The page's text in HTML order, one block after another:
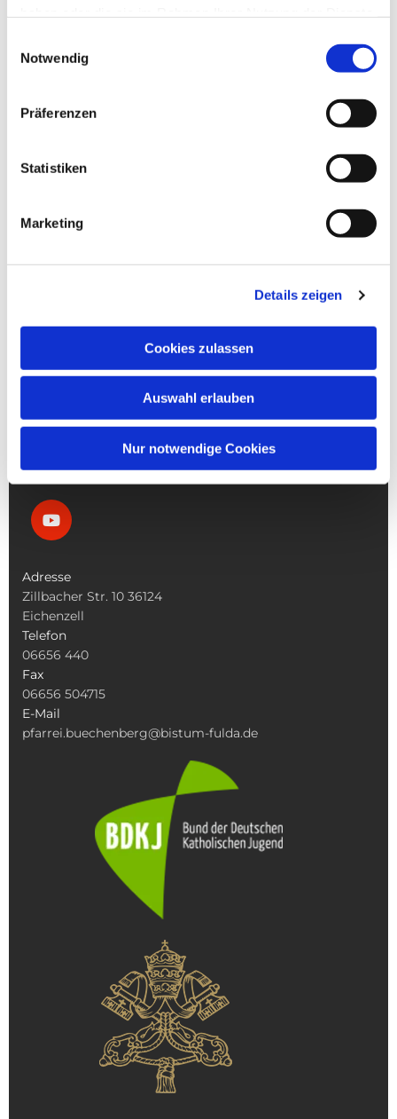
Notwendig
Präferenzen
Statistiken
Marketing
Details zeigen
Cookies zulassen
Auswahl erlauben
Nur notwendige Cookies
Die Pfarrgemeinde
Die Bücherei
Was Tun Wenn
Adresse
Zillbacher Str. 10 36124
Eichenzell
Telefon
06656 440
Fax
06656 504715
E-Mail
pfarrei.buechenberg@bistum-fulda.de